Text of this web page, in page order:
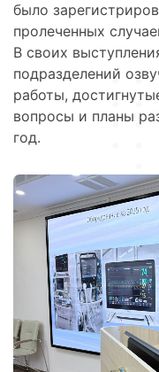
было
пролеченных
В своих
подразделений
работы,
вопросы и планы
год.